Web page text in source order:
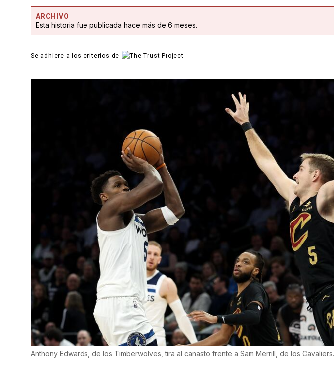
ARCHIVO
Esta historia fue publicada hace más de 6 meses.
Se adhiere a los criterios de
Anthony Edwards, de los Timberwolves, tira al canasto frente a Sam Merrill, de los Cavaliers.